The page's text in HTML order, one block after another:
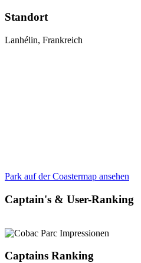
Standort
Lanhélin, Frankreich
Park auf der Coastermap ansehen
Captain's & User-Ranking
Captains Ranking